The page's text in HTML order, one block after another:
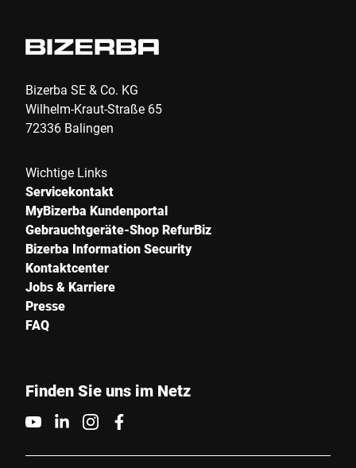
Bizerba SE & Co. KG
Wilhelm-Kraut-Straße 65
72336 Balingen
Wichtige Links
Servicekontakt
MyBizerba Kundenportal
Gebrauchtgeräte-Shop RefurBiz
Bizerba Information Security
Kontaktcenter
Jobs & Karriere
Presse
FAQ
Finden Sie uns im Netz